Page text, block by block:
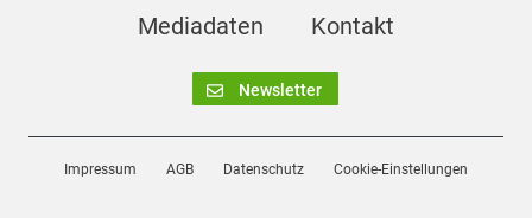
Mediadaten Kontakt
Newsletter
Impressum AGB Datenschutz Cookie-Einstellungen